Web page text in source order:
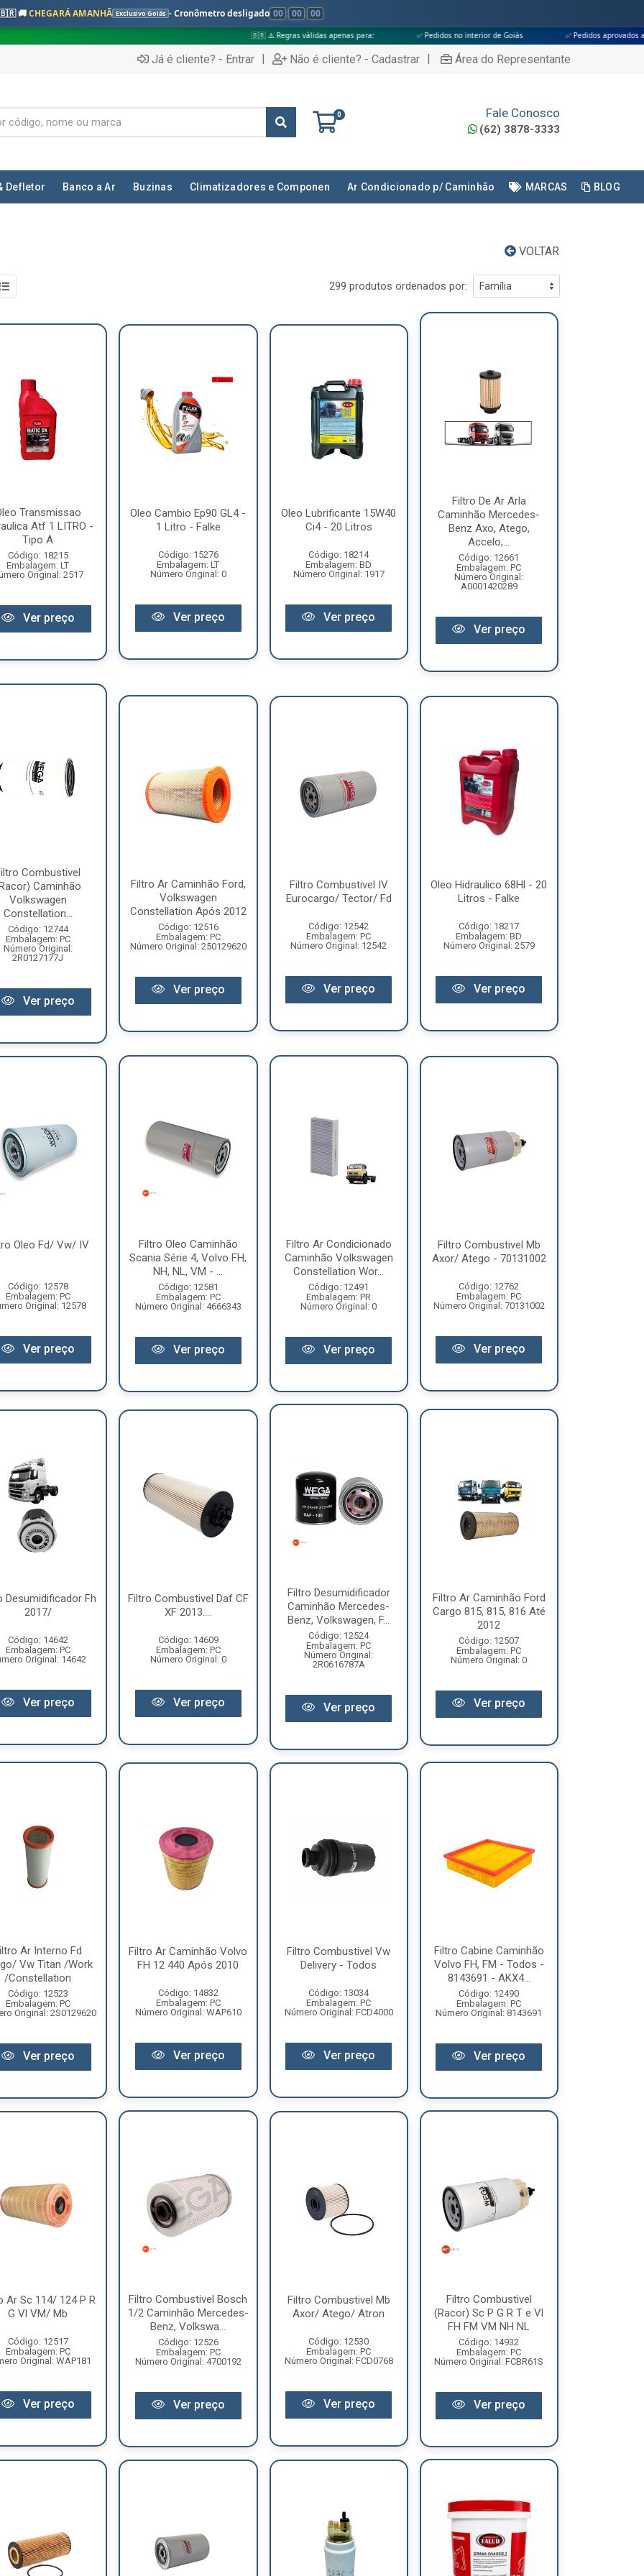
🚚CHEGARÁ AMANHÃ Exclusivo Goiás - Cronômetro desligado 00 : 00 : 00
🇧🇷 ⚠️ Regras válidas apenas para: ✅ Pedidos no interior de Goiás ✅ Pedidos aprovados até às 18h
Já é cliente? - Entrar | Não é cliente? - Cadastrar | Área do Representante
0 Fale Conosco
(62) 3878-3333
Defletor Banco a Ar Buzinas Climatizadores e Componen Ar Condicionado p/ Caminhão MARCAS BLOG
VOLTAR
299 produtos ordenados por:
Transmissao
Atf 1 LITRO -
Tipo A
Código: 18215
Embalagem: LT
Original: 2517
Ver preço
Oleo Cambio Ep90 GL4 -
1 Litro - Falke
Código: 15276
Embalagem: LT
Número Original: 0
Ver preço
Oleo Lubrificante 15W40
Ci4 - 20 Litros
Código: 18214
Embalagem: BD
Número Original: 1917
Ver preço
Filtro De Ar Arla
Caminhão Mercedes-
Benz Axo, Atego,
Accelo,...
Código: 12661
Embalagem: PC
Número Original:
A0001420289
Ver preço
Combustivel
Caminhão
Volkswagen
Constellation...
Código: 12744
Embalagem: PC
Número Original:
2R0127177J
Ver preço
Filtro Ar Caminhão Ford,
Volkswagen
Constellation Após 2012
Código: 12516
Embalagem: PC
Número Original: 250129620
Ver preço
Filtro Combustivel IV
Eurocargo/ Tector/ Fd
Código: 12542
Embalagem: PC
Número Original: 12542
Ver preço
Oleo Hidraulico 68Hl - 20
Litros - Falke
Código: 18217
Embalagem: BD
Número Original: 2579
Ver preço
Oleo Fd/ Vw/ IV
Código: 12578
Embalagem: PC
Original: 12578
Ver preço
Filtro Oleo Caminhão
Scania Série 4, Volvo FH,
NH, NL, VM - ...
Código: 12581
Embalagem: PC
Número Original: 4666343
Ver preço
Filtro Ar Condicionado
Caminhão Volkswagen
Constellation Wor...
Código: 12491
Embalagem: PR
Número Original: 0
Ver preço
Filtro Combustivel Mb
Axor/ Atego - 70131002
Código: 12762
Embalagem: PC
Número Original: 70131002
Ver preço
Desumidificador Fh
2017/
Código: 14642
Embalagem: PC
Original: 14642
Ver preço
Filtro Combustivel Daf CF
XF 2013....
Código: 14609
Embalagem: PC
Número Original: 0
Ver preço
Filtro Desumidificador
Caminhão Mercedes-
Benz, Volkswagen, F...
Código: 12524
Embalagem: PC
Número Original:
2R0616787A
Ver preço
Filtro Ar Caminhão Ford
Cargo 815, 815, 816 Até
2012
Código: 12507
Embalagem: PC
Número Original: 0
Ver preço
Ar Interno Fd
Vw Titan /Work
/Constellation
Código: 12523
Embalagem: PC
Original: 2S0129620
Ver preço
Filtro Ar Caminhão Volvo
FH 12 440 Após 2010
Código: 14832
Embalagem: PC
Número Original: WAP610
Ver preço
Filtro Combustivel Vw
Delivery - Todos
Código: 13034
Embalagem: PC
Número Original: FCD4000
Ver preço
Filtro Cabine Caminhão
Volvo FH, FM - Todos -
8143691 - AKX4...
Código: 12490
Embalagem: PC
Número Original: 8143691
Ver preço
Ar Sc 114/ 124 P R
G Vl VM/ Mb
Código: 12517
Embalagem: PC
Original: WAP181
Ver preço
Filtro Combustivel Bosch
1/2 Caminhão Mercedes-
Benz, Volkswa...
Código: 12526
Embalagem: PC
Número Original: 4700192
Ver preço
Filtro Combustivel Mb
Axor/ Atego/ Atron
Código: 12530
Embalagem: PC
Número Original: FCD0768
Ver preço
Filtro Combustivel
(Racor) Sc P G R T e Vl
FH FM VM NH NL
Código: 14932
Embalagem: PC
Número Original: FCBR61S
Ver preço